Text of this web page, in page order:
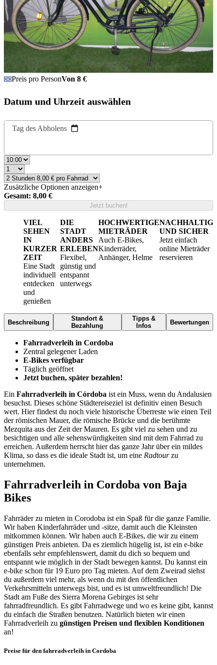
Preis pro PersonVon 8 €
Datum und Uhrzeit auswählen
Tag des Abholens
Zusätzliche Optionen anzeigen+
Gesamt: 8,00 €
Jetzt buchen!
VIEL
SEHEN
IN
KURZER
ZEIT
Eine Stadt
individuell
entdecken
und
genießen
DIE
STADT
ANDERS
ERLEBEN
Flexibel,
günstig und
entspannt
unterwegs
HOCHWERTIGE
MIETRÄDER
Auch E-Bikes,
Kinderräder,
Anhänger, Helme
NACHHALTIG
UND SICHER
Jetzt einfach
online Mieträder
reservieren
Beschreibung
Standort &
Bezahlung
Tipps &
Infos
Bewertungen
Fahrradverleih in Cordoba
Zentral gelegener Laden
E-Bikes verfügbar
Täglich geöffnet
Jetzt buchen, später bezahlen!
Ein Fahrradverleih in Córdoba ist ein Muss, wenn du Andalusien
besuchst. Dieses schöne Städtereiseziel ist definitiv einen Besuch
wert. Hier findest du noch viele historische Überreste wie einen Teil
der römischen Mauer, die römische Brücke und die berühmte
Mezquita aus der Zeit der Mauren. Es gibt viel zu sehen und zu
besichtigen und alle sehenswürdigkeiten sind mit dem Fahrrad zu
erreichen. Außerdem herrscht hier das ganze Jahr über ein mildes
Klima, so dass es die ideale Stadt ist, um eine Radtourzu
unternehmen.
Fahrradverleih in Cordoba von Baja
Bikes
Fahrräder zu mieten in Corodoba ist ein Spaß für die ganze Familie.
Wir haben Kinderfahrräder und -sitze, damit auch die Kleinsten
mitkommen können. Wir haben auch E-Bikes, die wir zu einem
günstigen Preis anbieten. Da es ziemlich hügelig ist, ist ein e-bike
ebenfalls sehr empfehlenswert, damit du dich so bequem und
entspannt wie möglich in der Stadt bewegen kannst. Du kannst ein
e-bike schon für 19 Euro pro Tag mieten. Auf dem Zweirad siehst
du außerdem viel mehr, als wenn du mit den öffentlichen
Verkehrsmitteln unterwegs bist, und es ist umweltfreundlich! Die
Stadt am Fuße des Sierra Morena Gebirges ist sehr
fahrradfreundlich. Es gibt Fahrradwege und wo es keine gibt, kannst
du einfach die Straßen benutzen. Natürlich bieten wir einen
Fahrradverleih zu günstigen Preisen und flexiblen Konditionen
an!
Preise für den fahrradverleih in Cordoba